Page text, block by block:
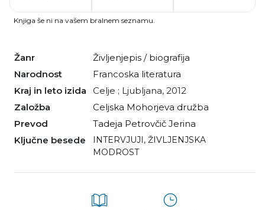
Žanr
življenjepis / biografija
Narodnost
francoska literatura
Kraj in leto izida
Celje ; Ljubljana, 2012
Založba
Celjska Mohorjeva družba
Prevod
Tadeja Petrovčič Jerina
Ključne besede
INTERVJUJI, ŽIVLJENJSKA
MODROST
Knjiga še ni na vašem bralnem seznamu.